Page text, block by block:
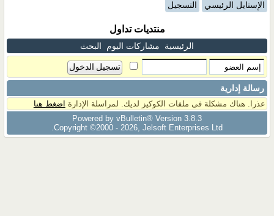
الإستايل الرئيسي التسجيل
منتديات تداول
الرئيسية مشاركات اليوم البحث
رسالة إدارية
عذرا. هناك مشكلة فى ملفات الكوكيز لديك. لمراسلة الإدارة اضغط هنا
Powered by vBulletin® Version 3.8.3
Copyright ©2000 - 2026, Jelsoft Enterprises Ltd.